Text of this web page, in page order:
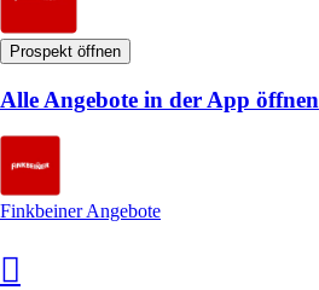
Prospekt öffnen
Alle Angebote in der App öffnen
Finkbeiner Angebote